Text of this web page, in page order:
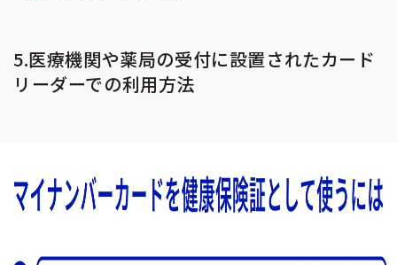
5.医療機関や薬局の受付に設置されたカード
リーダーでの利用方法